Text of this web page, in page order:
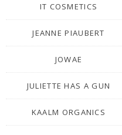
IT COSMETICS
JEANNE PIAUBERT
JOWAE
JULIETTE HAS A GUN
KAALM ORGANICS